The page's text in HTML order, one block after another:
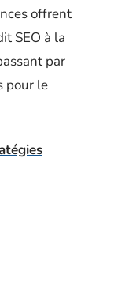
offrent
SEO à la
par
pour le